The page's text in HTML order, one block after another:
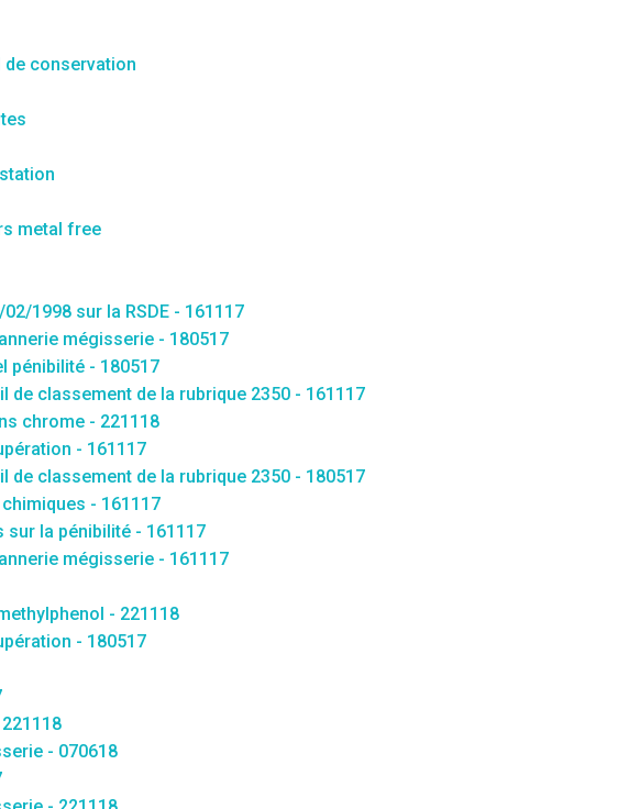
de conservation
metal free
1998 sur la RSDE - 161117
mégisserie - 180517
pénibilité - 180517
classement de la rubrique 2350 - 161117
chrome - 221118
- 161117
classement de la rubrique 2350 - 180517
- 161117
la pénibilité - 161117
mégisserie - 161117
- 221118
- 180517
- 070618